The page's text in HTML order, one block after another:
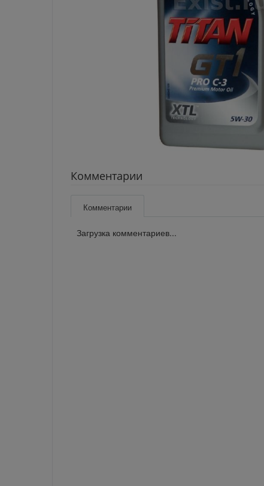
Комментарии
Комментарии
Загрузка комментариев...